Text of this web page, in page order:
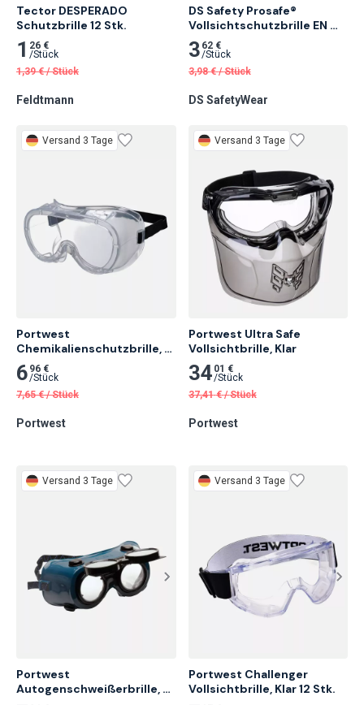
Tector DESPERADO
Schutzbrille 12 Stk.
1 26 €
/Stück
1,39 € /Stück
Feldtmann
DS Safety Prosafe®
Vollsichtschutzbrille EN
166, Indirekte Belüftung 50
Stk.
3 62 €
/Stück
3,98 € /Stück
DS SafetyWear
Versand 3 Tage
Portwest
Chemikalienschutzbrille,
Klar 20 Stk.
6 96 €
/Stück
7,65 € /Stück
Portwest
Versand 3 Tage
Portwest Ultra Safe
Vollsichtbrille, Klar
34 01 €
/Stück
37,41 € /Stück
Portwest
Versand 3 Tage
Portwest
Autogenschweißerbrille,
Versand 3 Tage
Portwest Challenger
Vollsichtbrille, Klar 12 Stk.